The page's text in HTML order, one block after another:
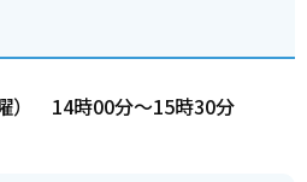
） 14時00分～15時30分